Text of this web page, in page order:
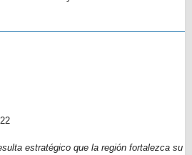
estratégico que la región fortalezca su